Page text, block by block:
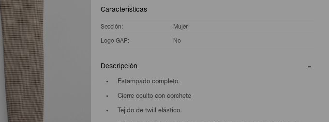
Características
Sección Mujer
Logo GAP No
Descripción
Estampado completo.
Cierre oculto con corchete
Tejido de twill elástico.